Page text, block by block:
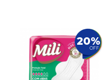
20%
OFF